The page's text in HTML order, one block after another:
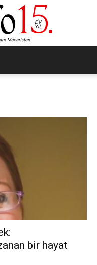
bir hayat